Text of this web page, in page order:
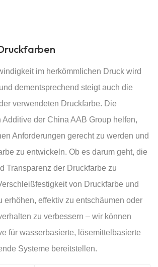
im herkömmlichen Druck wird
dementsprechend steigt auch die
verwendeten Druckfarbe. Die
Additive der China AAB Group helfen,
Anforderungen gerecht zu werden und
zu entwickeln. Ob es darum geht, die
Transparenz der Druckfarbe zu
von Druckfarbe und
erhöhen, effektiv zu entschäumen oder
zu verbessern – wir können
für wasserbasierte, lösemittelbasierte
Systeme bereitstellen.